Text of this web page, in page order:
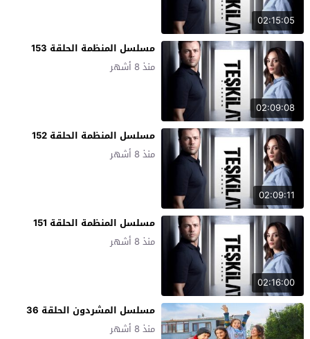
02:15:05
02:09:08
مسلسل المنظمة الحلقة 153
منذ 8 أشهر
02:09:11
مسلسل المنظمة الحلقة 152
منذ 8 أشهر
02:16:00
مسلسل المنظمة الحلقة 151
منذ 8 أشهر
مسلسل المشردون الحلقة 36
منذ 8 أشهر